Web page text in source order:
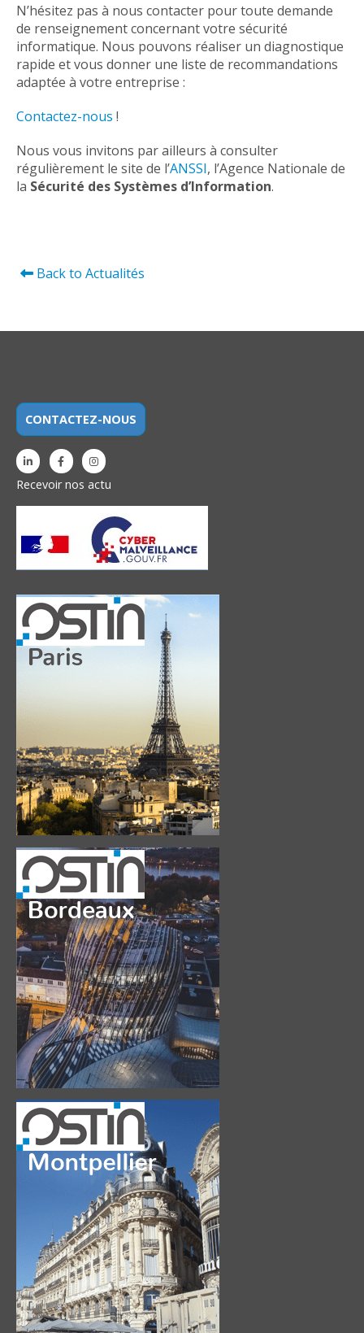
N’hésitez pas à nous contacter pour toute demande
de renseignement concernant votre sécurité
informatique. Nous pouvons réaliser un diagnostique
rapide et vous donner une liste de recommandations
adaptée à votre entreprise :
Contactez-nous !
Nous vous invitons par ailleurs à consulter
régulièrement le site de l’ANSSI, l’Agence Nationale de
la Sécurité des Systèmes d’Information.
Back to Actualités
CONTACTEZ-NOUS
Recevoir nos actu